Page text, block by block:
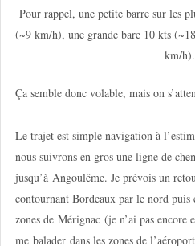
Pour rappel, une petite barre sur les
(~9 km/h), une grande bare 10 kts
km/h).
Ça semble donc volable, mais on
Le trajet est simple navigation à
nous suivrons en gros une ligne de
jusqu’à Angoulême. Je prévois un
contournant Bordeaux par le nord puis
zones de Mérignac (je n’ai pas encore
me balader dans les zones de